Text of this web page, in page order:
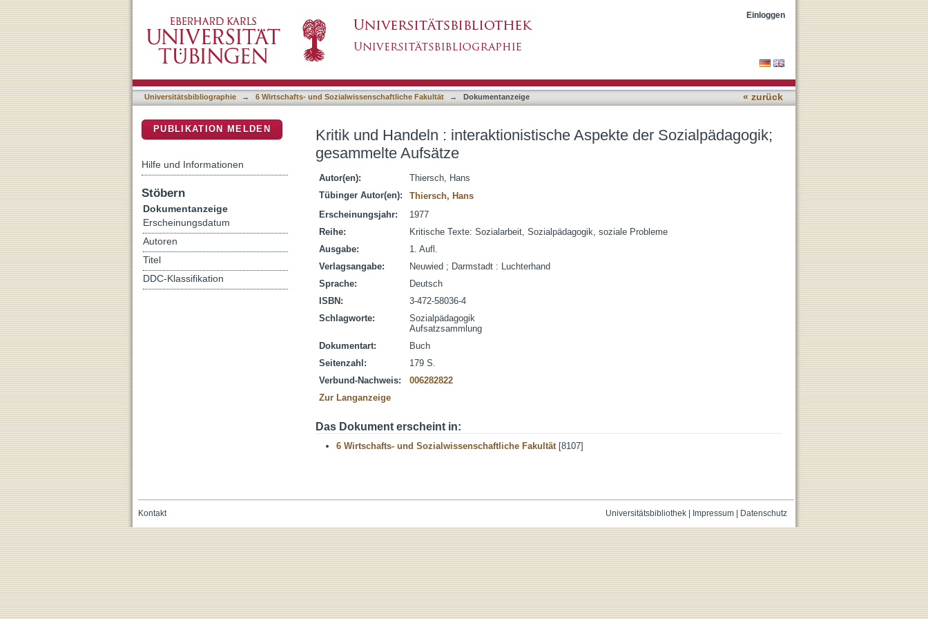
Einloggen
Universitätsbibliographie → 6 Wirtschafts- und Sozialwissenschaftliche Fakultät → Dokumentanzeige « zurück
Kritik und Handeln : interaktionistische Aspekte der Sozialpädagogik;
gesammelte Aufsätze
Autor(en):
Thiersch, Hans
Tübinger Autor(en):
Thiersch, Hans
Erscheinungsjahr:
1977
Reihe:
Kritische Texte: Sozialarbeit, Sozialpädagogik, soziale Probleme
Ausgabe:
1. Aufl.
Verlagsangabe:
Neuwied ; Darmstadt : Luchterhand
Sprache:
Deutsch
ISBN:
3-472-58036-4
Schlagworte:
Sozialpädagogik
Aufsatzsammlung
Dokumentart:
Buch
Seitenzahl:
179 S.
Verbund-Nachweis:
006282822
Zur Langanzeige
Das Dokument erscheint in:
6 Wirtschafts- und Sozialwissenschaftliche Fakultät[8107]
PUBLIKATION MELDEN
Hilfe und Informationen
Stöbern
Dokumentanzeige
Erscheinungsdatum
Autoren
Titel
DDC-Klassifikation
Universitätsbibliothek| Impressum| Datenschutz
Kontakt